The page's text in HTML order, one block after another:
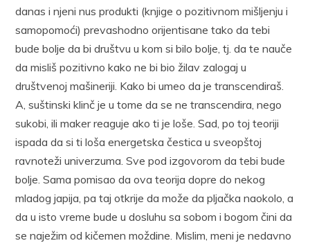
danas i njeni nus produkti (knjige o pozitivnom mišljenju i
samopomoći) prevashodno orijentisane tako da tebi
bude bolje da bi društvu u kom si bilo bolje, tj. da te nauče
da misliš pozitivno kako ne bi bio žilav zalogaj u
društvenoj mašineriji. Kako bi umeo da je transcendiraš.
A, suštinski klinč je u tome da se ne transcendira, nego
sukobi, ili maker reaguje ako ti je loše. Sad, po toj teoriji
ispada da si ti loša energetska čestica u sveopštoj
ravnoteži univerzuma. Sve pod izgovorom da tebi bude
bolje. Sama pomisao da ova teorija dopre do nekog
mladog japija, pa taj otkrije da može da pljačka naokolo, a
da u isto vreme bude u dosluhu sa sobom i bogom čini da
se naježim od kičemen moždine. Mislim, meni je nedavno